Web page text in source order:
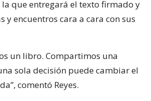
que entregará el texto firmado y
y encuentros cara a cara con sus
un libro. Compartimos una
sola decisión puede cambiar el
comentó Reyes.